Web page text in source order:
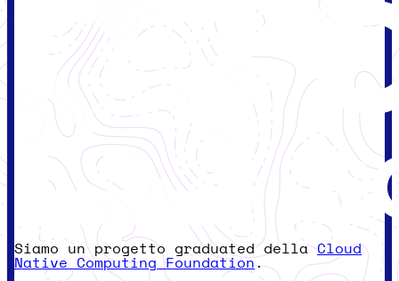
Siamo un progetto graduated dellaCloud
Native Computing Foundation.